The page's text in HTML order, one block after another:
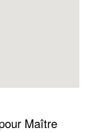
Maître